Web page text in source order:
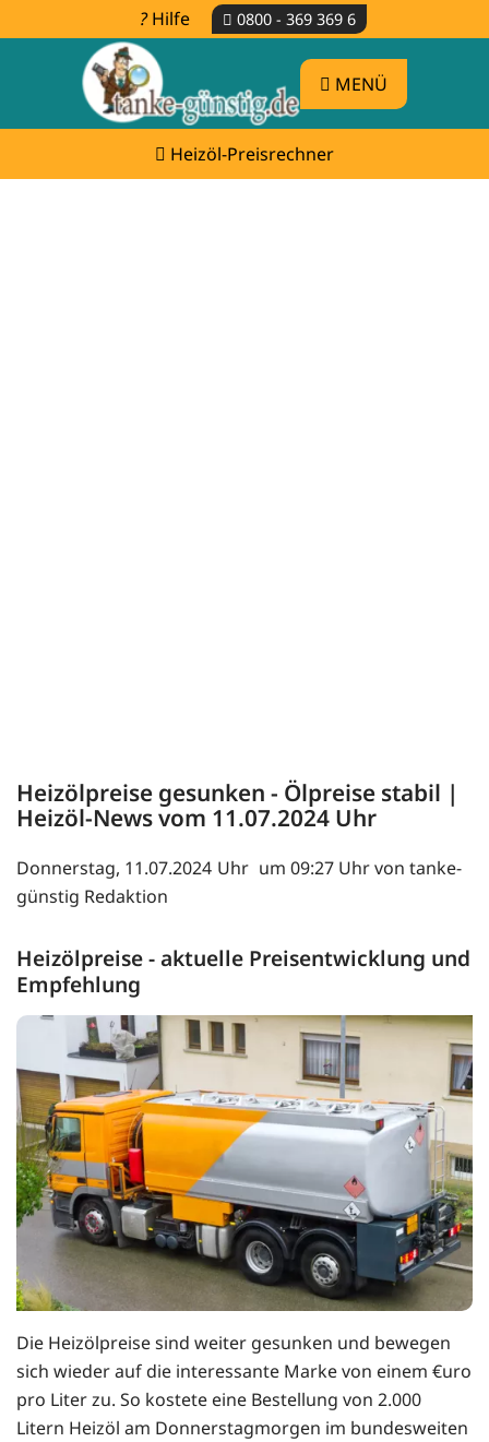
Hilfe 0800 - 369 369 6
MENÜ
Heizöl-Preisrechner
Heizölpreise gesunken - Ölpreise stabil |
Heizöl-News vom 11.07.2024
Donnerstag, 11.07.2024
um 09:27 Uhr von tanke-
günstig Redaktion
Heizölpreise - aktuelle Preisentwicklung und
Empfehlung
Die Heizölpreise sind weiter gesunken und bewegen
sich wieder auf die interessante Marke von einem €uro
pro Liter zu. So kostete eine Bestellung von 2.000
Litern Heizöl am Donnerstagmorgen im bundesweiten